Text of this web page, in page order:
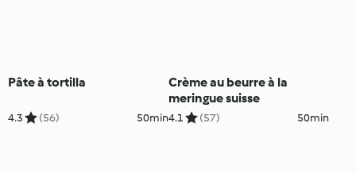
Pâte à tortilla
4.3 (56) 50min
Crème au beurre à la
meringue suisse
4.1 (57) 50min